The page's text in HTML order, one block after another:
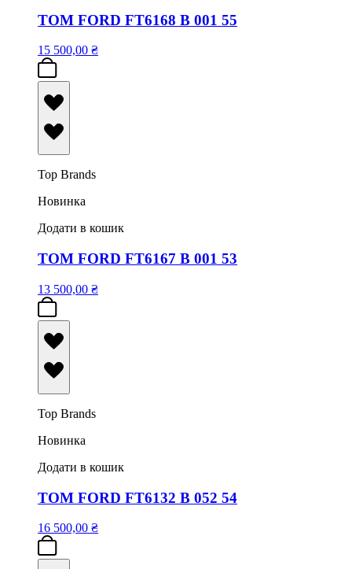
TOM FORD FT6168 B 001 55
15 500,00 ₴
Top Brands
Новинка
Додати в кошик
TOM FORD FT6167 B 001 53
13 500,00 ₴
Top Brands
Новинка
Додати в кошик
TOM FORD FT6132 B 052 54
16 500,00 ₴